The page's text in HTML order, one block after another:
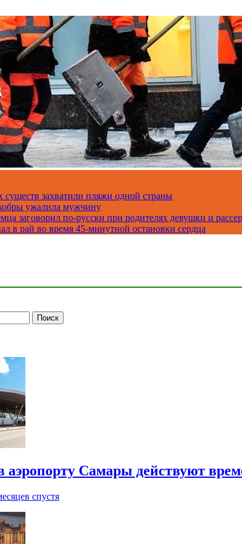
существ захватили пляжи одной страны
ужалила мужчину
заговорил по-русски при родителях девушки и
рай во время 45-минутной остановки сердца
аэропорту Самары действуют
спустя